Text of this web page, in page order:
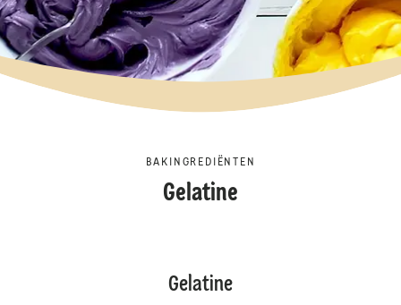
BAKINGREDIËNTEN
Gelatine
Gelatine